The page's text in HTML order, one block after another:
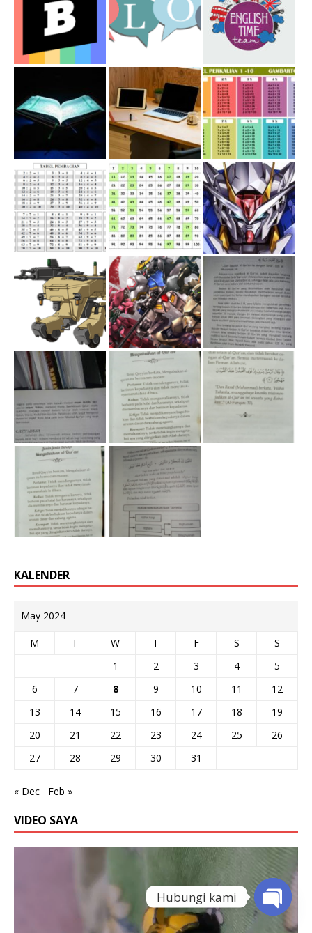
KALENDER
May 2024
M T W T F S
S
1
2 3 4
5
6
7 8 9 10 11
12
13
14 15 16 17 18
19
20
21 22 23 24 25
26
27
28 29 30 31
« Dec Feb »
VIDEO SAYA
Hubungi kami